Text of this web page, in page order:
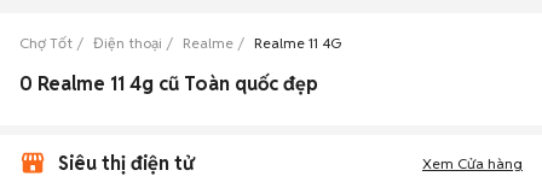
Chợ Tốt Điện thoại Realme Realme 11 4G
0 Realme 11 4g cũ Toàn quốc đẹp
Siêu thị điện tử Xem Cửa hàng